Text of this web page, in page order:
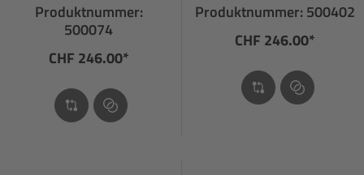
Produktnummer:
500074
CHF 246.00*
Produktnummer: 500402
CHF 246.00*